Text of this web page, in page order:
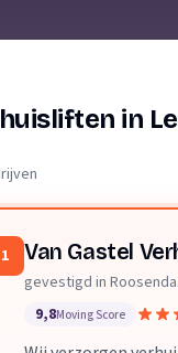
in
1 Van Gastel
gevestigd in
9,8Moving Score